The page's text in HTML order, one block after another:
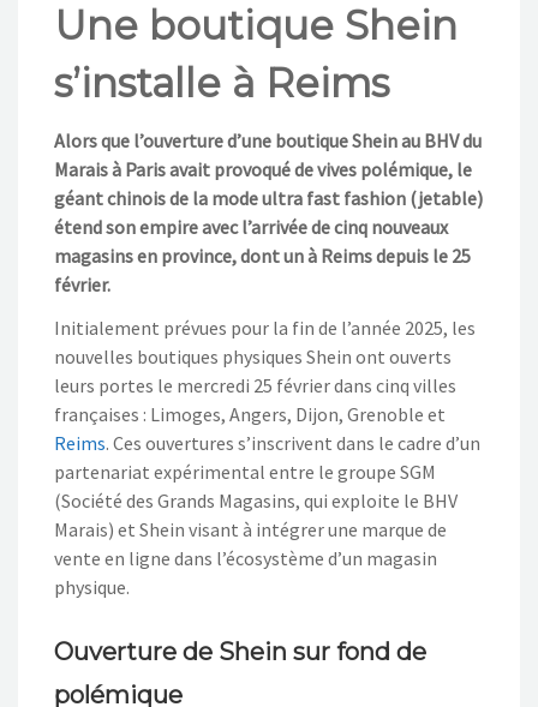
Une boutique Shein
s’installe à Reims
Alors que l’ouverture d’une boutique Shein au BHV du
Marais à Paris avait provoqué de vives polémique, le
géant chinois de la mode ultra fast fashion (jetable)
étend son empire avec l’arrivée de cinq nouveaux
magasins en province, dont un à Reims depuis le 25
février.
Initialement prévues pour la fin de l’année 2025, les
nouvelles boutiques physiques Shein ont ouverts
leurs portes le mercredi 25 février dans cinq villes
françaises : Limoges, Angers, Dijon, Grenoble et
Reims. Ces ouvertures s’inscrivent dans le cadre d’un
partenariat expérimental entre le groupe SGM
(Société des Grands Magasins, qui exploite le BHV
Marais) et Shein visant à intégrer une marque de
vente en ligne dans l’écosystème d’un magasin
physique.
Ouverture de Shein sur fond de
polémique